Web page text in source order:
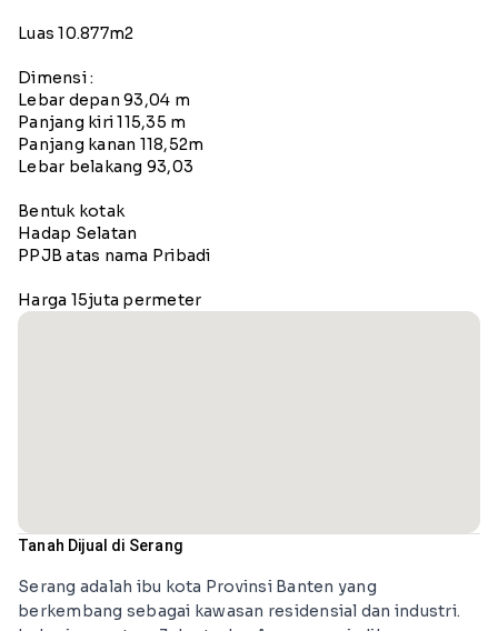
Luas 10.877m2
Dimensi :
Lebar depan 93,04 m
Panjang kiri 115,35 m
Panjang kanan 118,52m
Lebar belakang 93,03
Bentuk kotak
Hadap Selatan
PPJB atas nama Pribadi
Harga 15juta permeter
Tanah Dijual di Serang
Serang adalah ibu kota Provinsi Banten yang
berkembang sebagai kawasan residensial dan industri.